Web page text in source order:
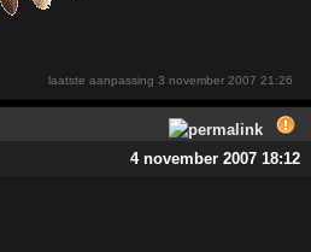
laatste aanpassing3 november 2007 21:26
4 november 2007 18:12